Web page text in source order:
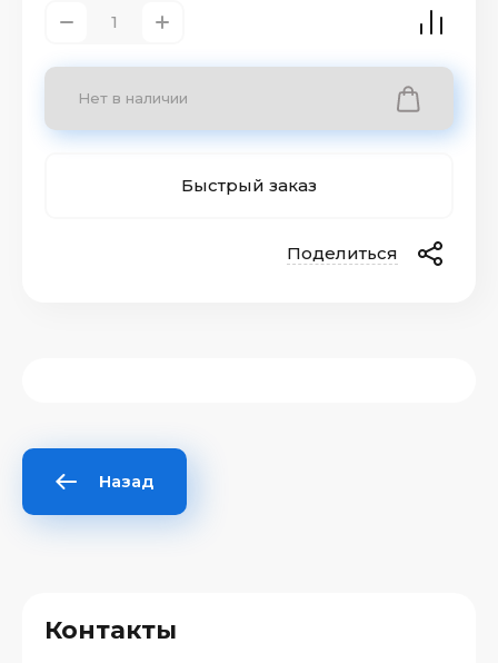
Нет в наличии
Быстрый заказ
Поделиться
Назад
Контакты